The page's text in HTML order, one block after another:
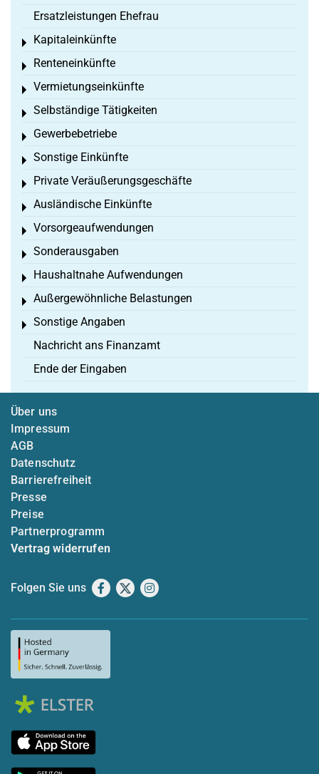
Ersatzleistungen Ehefrau
Kapitaleinkünfte
Toggle menu
Renteneinkünfte
Toggle menu
Vermietungseinkünfte
Toggle menu
Selbständige Tätigkeiten
Toggle menu
Gewerbebetriebe
Toggle menu
Sonstige Einkünfte
Toggle menu
Private Veräußerungsgeschäfte
Toggle menu
Ausländische Einkünfte
Toggle menu
Vorsorgeaufwendungen
Toggle menu
Sonderausgaben
Toggle menu
Haushaltnahe Aufwendungen
Toggle menu
Außergewöhnliche Belastungen
Toggle menu
Sonstige Angaben
Toggle menu
Nachricht ans Finanzamt
Ende der Eingaben
Über uns
Impressum
AGB
Datenschutz
Barrierefreiheit
Presse
Preise
Partnerprogramm
Vertrag widerrufen
Folgen Sie uns Facebook
X Instagram